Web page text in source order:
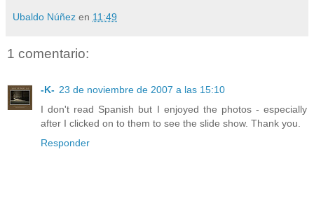
Ubaldo Núñez en 11:49
1 comentario:
-K- 23 de noviembre de 2007 a las 15:10
I don't read Spanish but I enjoyed the photos - especially
after I clicked on to them to see the slide show. Thank you.
Responder